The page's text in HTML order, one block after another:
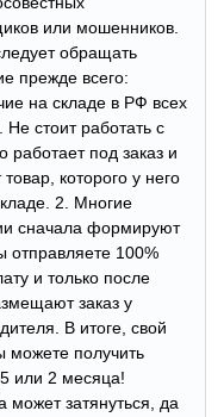
или мошенников.
обращать
прежде всего:
на складе в РФ всех
Не стоит работать с
работает под заказ и
которого у него
2. Многие
сначала формируют
отправляете 100%
и только после
заказ у
В итоге, свой
можете получить
или 2 месяца!
может затянуться, да